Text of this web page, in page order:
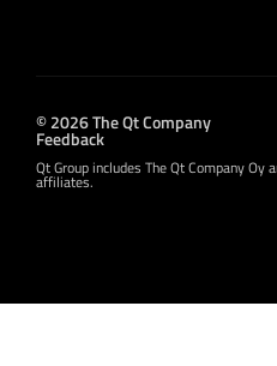
© 2026 The Qt Company
Feedback
Qt Group includes The Qt Company Oy
affiliates.